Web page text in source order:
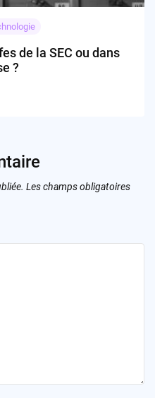
de la SEC ou dans
?
Les champs obligatoires